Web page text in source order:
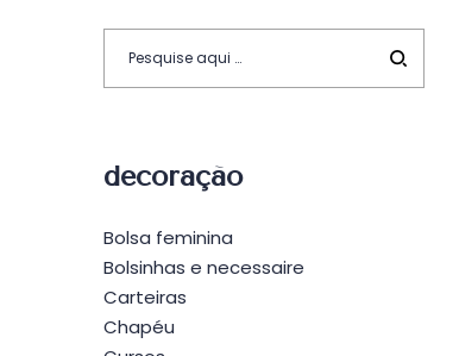
decoração
Bolsa feminina
Bolsinhas e necessaire
Carteiras
Chapéu